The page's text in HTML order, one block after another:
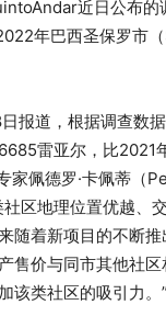
近日公布的
年巴西圣保罗市
报道，根据调查数
雷亚尔，比2021
家佩德罗·卡佩蒂（
区地理位置优越、
随着新项目的不断
售价与同市其他社
该类社区的吸引力。”